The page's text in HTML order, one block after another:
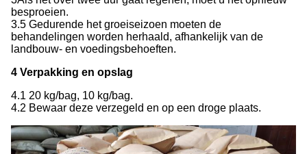
besproeien.
3.5 Gedurende het groeiseizoen moeten de
behandelingen worden herhaald, afhankelijk van de
landbouw- en voedingsbehoeften.
4 Verpakking en opslag
4.1 20 kg/bag, 10 kg/bag.
4.2 Bewaar deze verzegeld en op een droge plaats.